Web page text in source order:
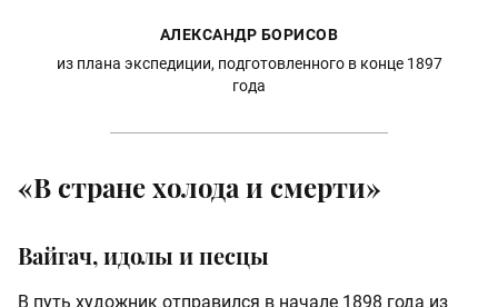
АЛЕКСАНДР БОРИСОВ
из плана экспедиции, подготовленного в конце 1897
года
«В стране холода и смерти»
Вайгач, идолы и песцы
В путь художник отправился в начале 1898 года из